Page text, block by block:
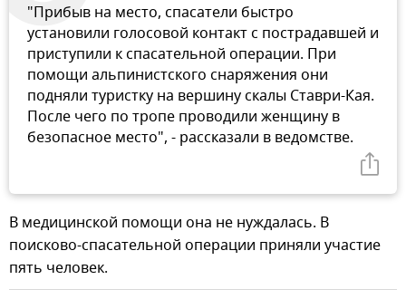
"Прибыв на место, спасатели быстро
установили голосовой контакт с пострадавшей и
приступили к спасательной операции. При
помощи альпинистского снаряжения они
подняли туристку на вершину скалы Ставри-Кая.
После чего по тропе проводили женщину в
безопасное место", - рассказали в ведомстве.
В медицинской помощи она не нуждалась. В
поисково-спасательной операции приняли участие
пять человек.